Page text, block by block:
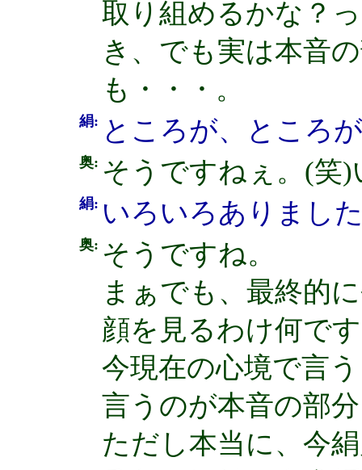
取り組めるかな？
き、でも実は本音
も・・・。
絹: ところが、ところ
奥: そうですねぇ。(笑
絹: いろいろありまし
奥: そうですね。
まぁでも、最終的
顔を見るわけ何で
今現在の心境で言
言うのが本音の部
ただし本当に、今